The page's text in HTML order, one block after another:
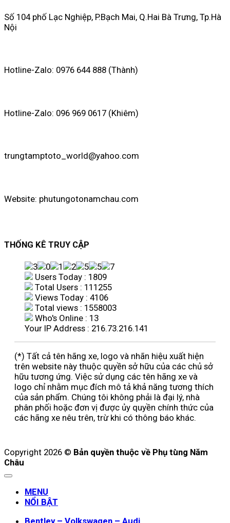
Số 104 phố Lạc Nghiệp, P.Bạch Mai, Q.Hai Bà Trưng, Tp.Hà
Nội
Hotline-Zalo: 0976 644 888 (Thành)
Hotline-Zalo: 096 969 0617 (Khiêm)
trungtamptoto_world@yahoo.com
Website: phutungotonamchau.com
THỐNG KÊ TRUY CẬP
Users Today : 1809
Total Users : 111255
Views Today : 4106
Total views : 1558003
Who's Online : 13
Your IP Address : 216.73.216.141
(*) Tất cả tên hãng xe, logo và nhãn hiệu xuất hiện
trên website này thuộc quyền sở hữu của các chủ sở
hữu tương ứng. Việc sử dụng các tên hãng xe và
logo chỉ nhằm mục đích mô tả khả năng tương thích
của sản phẩm. Chúng tôi không phải là đại lý, nhà
phân phối hoặc đơn vị được ủy quyền chính thức của
các hãng xe nêu trên, trừ khi có thông báo khác.
Copyright 2026 © Bản quyền thuộc về Phụ tùng Năm
Châu
MENU
NỔI BẬT
Bentley – Volkswagen – Audi